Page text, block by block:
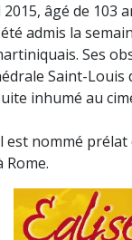
âgé de 103
admis la
Ses
Saint-Louis
inhumé au
est nommé
Rome.